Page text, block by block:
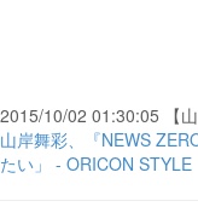
2015/10/02 01:30:05 【山
山岸舞彩、『NEWS
たい」 - ORICON STYLE